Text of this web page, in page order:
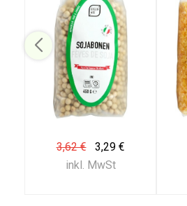
3,62 €
3,29 €
inkl. MwSt